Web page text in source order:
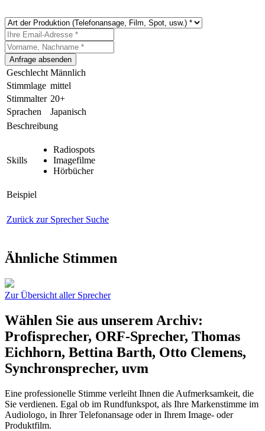
Geschlecht Männlich
Stimmlage mittel
Stimmalter 20+
Sprachen
Japanisch
Beschreibung
Skills
Radiospots
Imagefilme
Hörbücher
Beispiel
Zurück zur Sprecher Suche
Ähnliche Stimmen
Zur Übersicht aller Sprecher
Wählen Sie aus unserem Archiv:
Profisprecher, ORF-Sprecher, Thomas
Eichhorn, Bettina Barth, Otto Clemens,
Synchronsprecher, uvm
Eine professionelle Stimme verleiht Ihnen die Aufmerksamkeit, die
Sie verdienen. Egal ob im Rundfunkspot, als Ihre Markenstimme im
Audiologo, in Ihrer Telefonansage oder in Ihrem Image- oder
Produktfilm.